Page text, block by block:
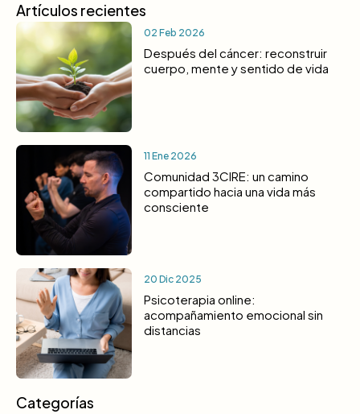
Artículos recientes
02 Feb 2026
Después del cáncer: reconstruir
cuerpo, mente y sentido de vida
11 Ene 2026
Comunidad 3CIRE: un camino
compartido hacia una vida más
consciente
20 Dic 2025
Psicoterapia online:
acompañamiento emocional sin
distancias
Categorías